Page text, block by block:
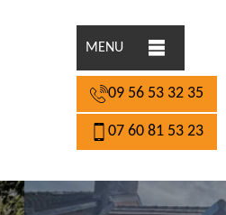
MENU
09 56 53 32 35
07 60 81 53 23